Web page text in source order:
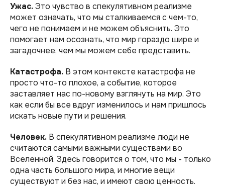
Ужас.Это чувство в спекулятивном реализме
может означать, что мы сталкиваемся с чем-то,
чего не понимаем и не можем объяснить. Это
помогает нам осознать, что мир гораздо шире и
загадочнее, чем мы можем себе представить.
Катастрофа. В этом контексте катастрофа не
просто что-то плохое, а событие, которое
заставляет нас по-новому взглянуть на мир. Это
как если бы все вдруг изменилось и нам пришлось
искать новые пути и решения.
Человек. В спекулятивном реализме люди не
считаются самыми важными существами во
Вселенной. Здесь говорится о том, что мы - только
одна часть большого мира, и многие вещи
существуют и без нас, и имеют свою ценность.